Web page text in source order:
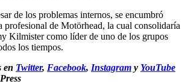
de los problemas internos, se encumbró
profesional de Motörhead, la cual consolidaría
Kilmister como líder de uno de los grupos
los tiempos.
en Twitter, Facebook, Instagram y YouTube